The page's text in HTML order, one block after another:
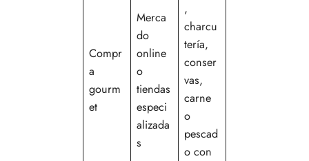
Compr
a
gourm
et
Merca
do
online
o
tiendas
especi
alizada
s
,
charcu
tería,
conser
vas,
carne
o
pescad
o con